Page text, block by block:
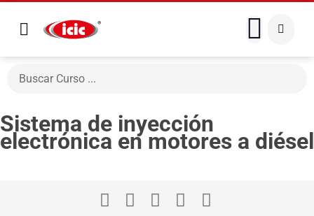
Sistema de inyección
electrónica en motores a diésel